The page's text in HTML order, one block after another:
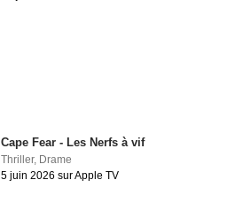
Cape Fear - Les Nerfs à vif
Thriller, Drame
5 juin 2026 sur Apple TV